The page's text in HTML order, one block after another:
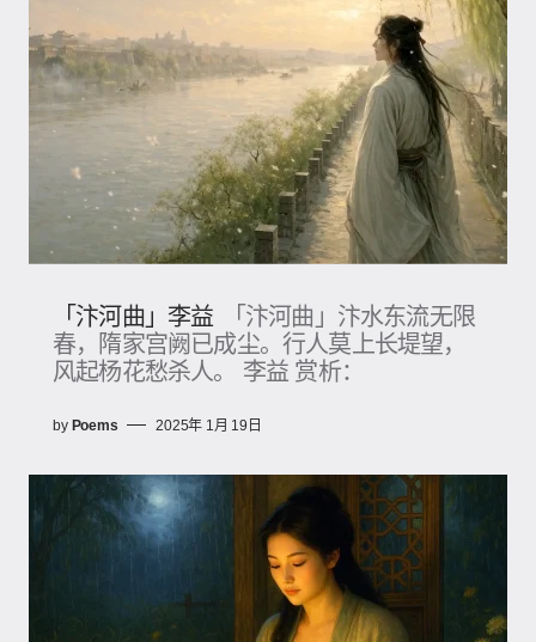
「汴河曲」李益
「汴河曲」汴水东流无限
春，隋家宫阙已成尘。行人莫上长堤望，
风起杨花愁杀人​。 李益 赏析：
by Poems 2025年 1月 19日